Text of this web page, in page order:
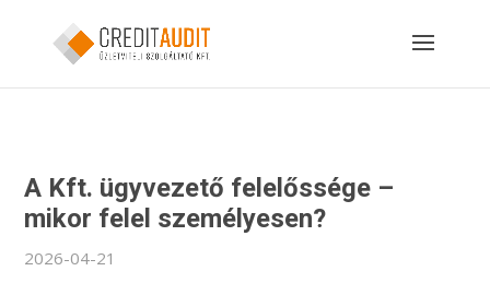
A Kft. ügyvezető felelőssége –
mikor felel személyesen?
2026-04-21